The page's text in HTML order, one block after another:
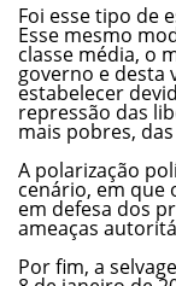
Foi esse tipo de
Esse mesmo
classe média, o
governo e desta
estabelecer
repressão das
mais pobres,
A polarização
cenário, em que
em defesa dos
ameaças
Por fim, a